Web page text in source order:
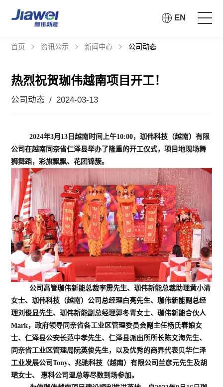
首页
走进珈伟
投资者关系
社会责任
资讯公示
「珈」入我们
联系我们
EN
首页 资讯公示 新闻中心 公司动态
热烈祝贺珈伟越南项目开工！
公司动态 / 2024-03-13
2024年3月 13 日越南时间上午10:00，珈伟科技（越南）有限
公司在越南同奈省仁泽县举办了 隆重的开工仪式，项目地现场舞
狮舞蹈，彩旗飘飘、花 团锦簇。
公司高管珈伟新能总裁李雳先生、珈伟新能总裁助理黄小清
女士、珈伟科技（越南）公司总经理白亮先生、珈伟新能副总经
理刘俊显先生、珈伟新能副总经理郭冬青女士、珈伟新能合伙人
Mark，政府领导同奈省各工业区管理委员会副主任杨氏春娘女
士、仁泽县公安长范中孝先生、仁泽县派出所所长陈文海先生、
同奈省工业区管理局阮英俊先生，以及优秀的商界代表贝华仁泽
工业发展公司Tony、兆驰科技（越南）有限公司兰彦元先生及胡
珺女士、 惠科公司温总等尽数到场参加。